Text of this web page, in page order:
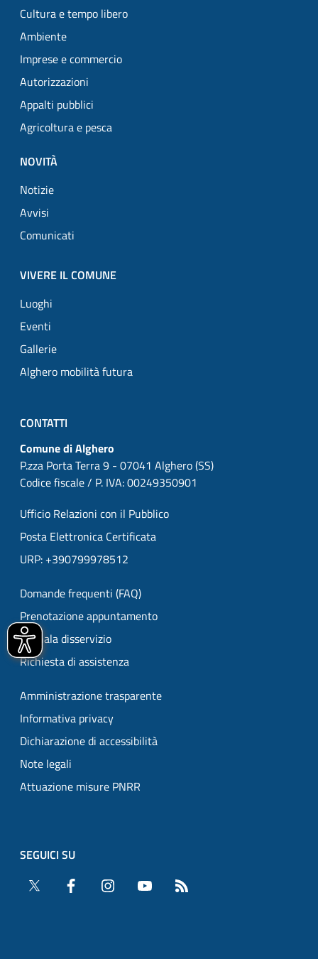
Cultura e tempo libero
Ambiente
Imprese e commercio
Autorizzazioni
Appalti pubblici
Agricoltura e pesca
NOVITÀ
Notizie
Avvisi
Comunicati
VIVERE IL COMUNE
Luoghi
Eventi
Gallerie
Alghero mobilità futura
CONTATTI
Comune di Alghero
P.zza Porta Terra 9 - 07041 Alghero (SS)
Codice fiscale / P. IVA: 00249350901
Ufficio Relazioni con il Pubblico
Posta Elettronica Certificata
URP: +390799978512
Domande frequenti (FAQ)
Prenotazione appuntamento
Segnala disservizio
Richiesta di assistenza
Amministrazione trasparente
Informativa privacy
Dichiarazione di accessibilità
Note legali
Attuazione misure PNRR
SEGUICI SU
Twitter
Facebook Instagram YouTube